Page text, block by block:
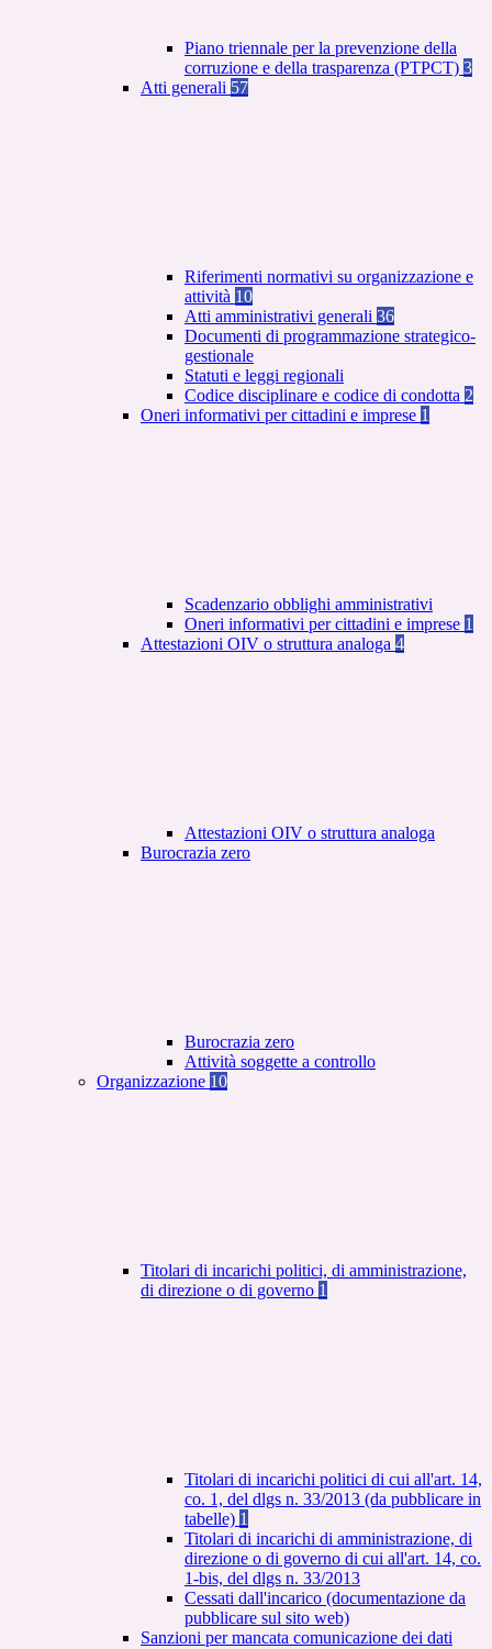
Piano triennale per la prevenzione della
corruzione e della trasparenza (PTPCT) 3
Atti generali 57
Riferimenti normativi su organizzazione e
attività 10
Atti amministrativi generali 36
Documenti di programmazione strategico-
gestionale
Statuti e leggi regionali
Codice disciplinare e codice di condotta 2
Oneri informativi per cittadini e imprese 1
Scadenzario obblighi amministrativi
Oneri informativi per cittadini e imprese 1
Attestazioni OIV o struttura analoga 4
Attestazioni OIV o struttura analoga
Burocrazia zero
Burocrazia zero
Attività soggette a controllo
Organizzazione 10
Titolari di incarichi politici, di amministrazione,
di direzione o di governo 1
Titolari di incarichi politici di cui all'art. 14,
co. 1, del dlgs n. 33/2013 (da pubblicare in
tabelle) 1
Titolari di incarichi di amministrazione, di
direzione o di governo di cui all'art. 14, co.
1-bis, del dlgs n. 33/2013
Cessati dall'incarico (documentazione da
pubblicare sul sito web)
Sanzioni per mancata comunicazione dei dati